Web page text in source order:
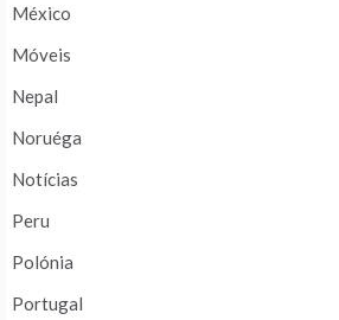
México
Móveis
Nepal
Noruéga
Notícias
Peru
Polónia
Portugal